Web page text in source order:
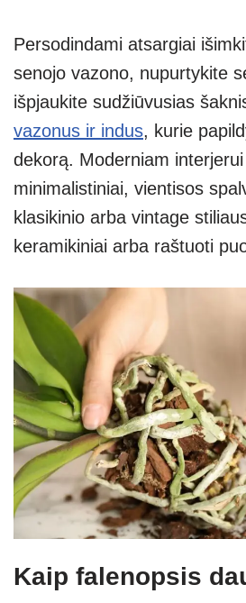
Persodindami atsargiai
senojo vazono, nupurtykite
išpjaukite sudžiūvusias
vazonus ir indus, kurie
dekorą. Moderniam
minimalistiniai, vientisos
klasikinio arba vintage
keramikiniai arba raštuoti
Kaip falenopsis